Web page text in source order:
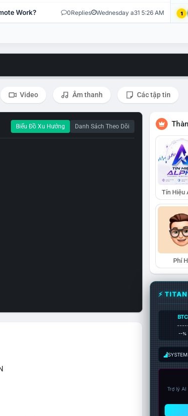
Work? 0Replies Wednesday a31 5:26 AM 1
Video Âm thanh Các tập tin
Biểu Đồ Xu Hướng Danh Sách Theo Dõi
Tín Hiệu
Phí
⚡
BTC
--%
Trợ lý